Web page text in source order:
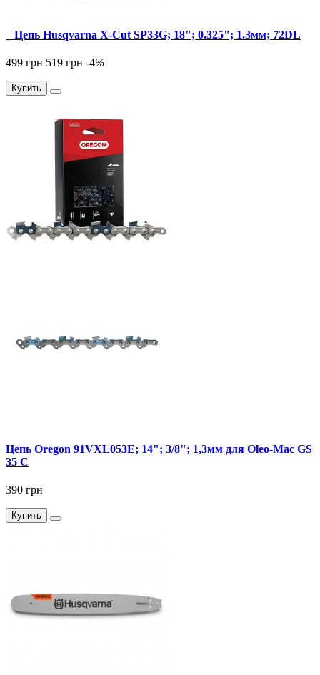
_ Цепь Husqvarna X-Cut SP33G; 18"; 0.325"; 1.3мм; 72DL
499 грн 519 грн -4%
Купить
Цепь Oregon 91VXL053E; 14"; 3/8"; 1,3мм для Oleo-Mac GS
35 C
390 грн
Купить